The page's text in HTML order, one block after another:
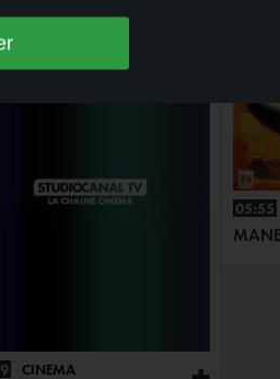
CINÉMA
05:55